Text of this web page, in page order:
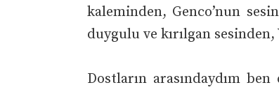
kaleminden, Genco’nun
duygulu ve kırılgan
Dostların arasındaydım